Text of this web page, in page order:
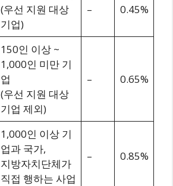
(우선 지원 대상
기업)
– 0.45%
150인 이상 ~
1,000인 미만 기
업
(우선 지원 대상
기업 제외)
– 0.65%
1,000인 이상 기
업과 국가,
지방자치단체가
직접 행하는 사업
– 0.85%